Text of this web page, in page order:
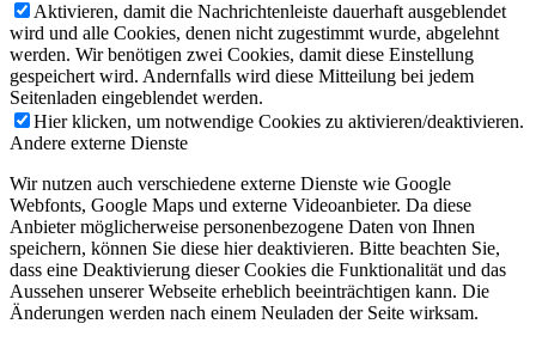
Aktivieren, damit die Nachrichtenleiste dauerhaft ausgeblendet
wird und alle Cookies, denen nicht zugestimmt wurde, abgelehnt
werden. Wir benötigen zwei Cookies, damit diese Einstellung
gespeichert wird. Andernfalls wird diese Mitteilung bei jedem
Seitenladen eingeblendet werden.
Hier klicken, um notwendige Cookies zu aktivieren/deaktivieren.
Andere externe Dienste
Wir nutzen auch verschiedene externe Dienste wie Google
Webfonts, Google Maps und externe Videoanbieter. Da diese
Anbieter möglicherweise personenbezogene Daten von Ihnen
speichern, können Sie diese hier deaktivieren. Bitte beachten Sie,
dass eine Deaktivierung dieser Cookies die Funktionalität und das
Aussehen unserer Webseite erheblich beeinträchtigen kann. Die
Änderungen werden nach einem Neuladen der Seite wirksam.